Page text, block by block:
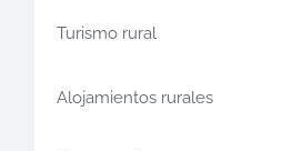
Turismo rural
Alojamientos rurales